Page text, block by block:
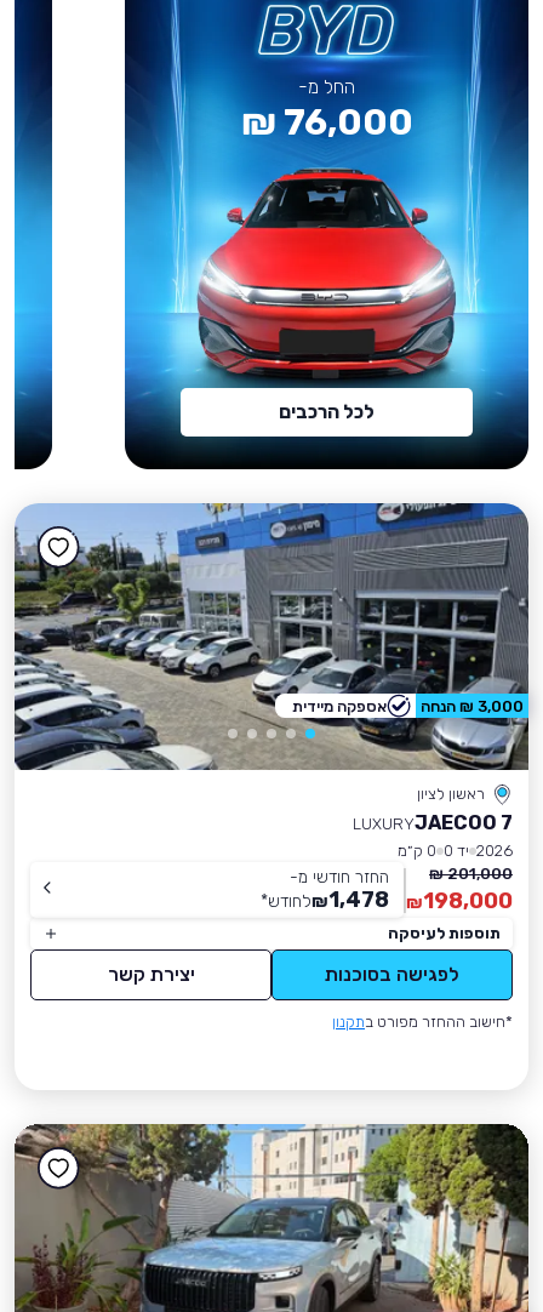
החל מ-
76,000 ₪
לכל הרכבים
ראשון לציון
JAECOO 7
LUXURY
2026 יד 0
0 ק״מ
201,000 ₪
198,000
₪
החזר חודשי מ-
1,478
₪לחודש*
תוספות לעיסקה
לפגישה בסוכנות יצירת קשר
*חישוב ההחזר מפורט בתקנון
3,000 ₪ הנחה אספקה מיידית